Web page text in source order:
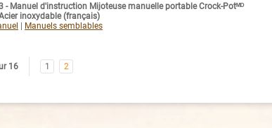
- Manuel d'instruction Mijoteuse manuelle portable Crock-Potᴹᴰ
inoxydable (français)
| Manuels semblables
16 1 2